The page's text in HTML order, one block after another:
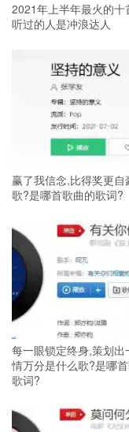
2021年上半年最火的十
听过的人是冲浪达人
赢了我信念,比得奖更自
歌?是哪首歌曲的歌词?
每一眼锁定终身,策划出
情万分是什么歌?是哪
歌词?